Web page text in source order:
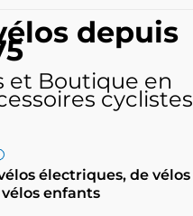
depuis
et Boutique en
cyclistes
électriques, de vélos
enfants